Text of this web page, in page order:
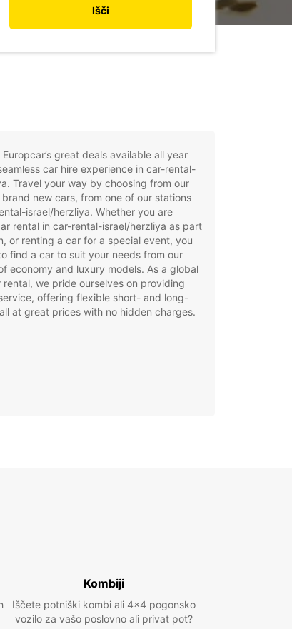
Išči
great deals available all year
car hire experience in car-rental-
Travel your way by choosing from our
new cars, from one of our stations
israel/herzliya. Whether you are
rental in car-rental-israel/herzliya as part
or renting a car for a special event, you
find a car to suit your needs from our
economy and luxury models. As a global
rental, we pride ourselves on providing
offering flexible short- and long-
at great prices with no hidden charges.
Kombiji
Iščete potniški kombi ali 4x4 pogonsko
vozilo za vašo poslovno ali privat pot?